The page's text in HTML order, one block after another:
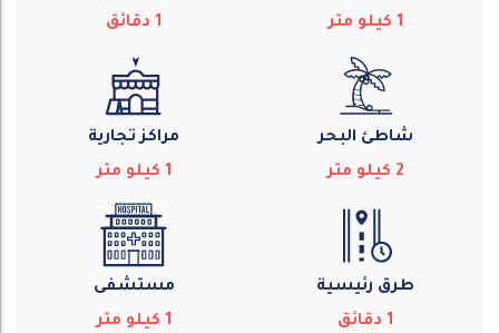
1 كيلو متر
1 دقائق
شاطئ البحر
2 كيلو متر
مراكز تجارية
1 كيلو متر
طرق رئيسية
1 دقائق
مستشفى
1 كيلو متر